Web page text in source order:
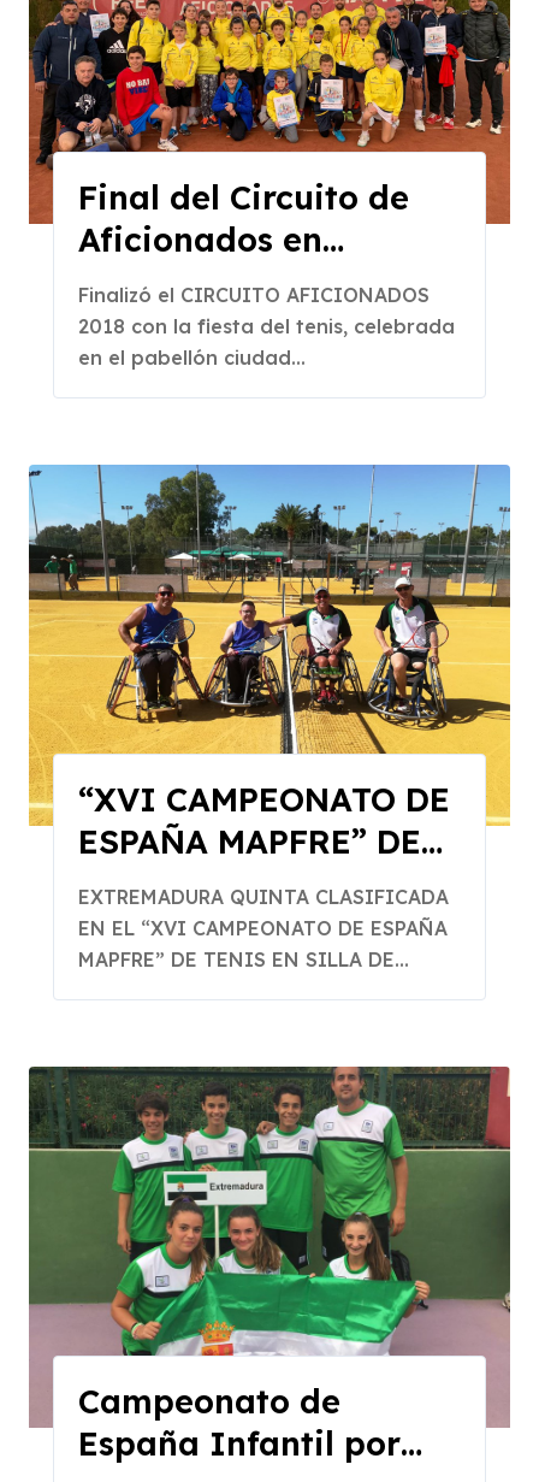
Final del Circuito de
Aficionados en
Castellón
Finalizó el CIRCUITO AFICIONADOS
2018 con la fiesta del tenis, celebrada
en el pabellón ciudad...
“XVI CAMPEONATO DE
ESPAÑA MAPFRE” DE
TENIS EN SILLA DE
RUEDAS POR
COMUNIDADES
AUTÓNOMAS
EXTREMADURA QUINTA CLASIFICADA
EN EL “XVI CAMPEONATO DE ESPAÑA
MAPFRE” DE TENIS EN SILLA DE...
Campeonato de
España Infantil por